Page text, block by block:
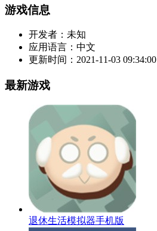
游戏信息
开发者： 未知
应用语言： 中文
更新时间： 2021-11-03 09:34:00
最新游戏
退休生活模拟器手机版